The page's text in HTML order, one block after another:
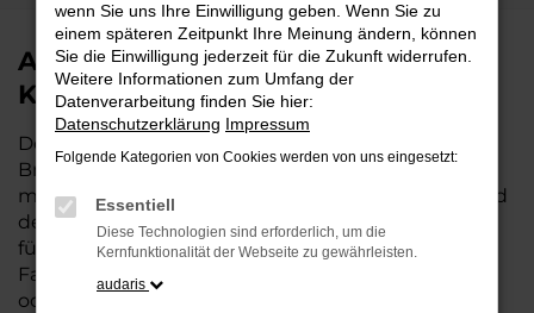
Audi Q3 Neuwagen bei Schmidt +
Koch für Bremervörde
Der Audi Q3 ist die perfekte Wahl für alle, die für
Bremervörde einen Neuwagen suchen. Mit seiner
modernen Technik, seinem effizienten Antrieb und
dem stilvollen Design ist der Q3 die ideale Lösung
für jeden, der ein zuverlässiges und komfortables
Fahrzeug möchte. Egal, ob für den Stadtverkehr
oder längere Fahrten – der Q3 bietet Ihnen
wenn Sie uns Ihre Einwilligung geben. Wenn Sie zu
einem späteren Zeitpunkt Ihre Meinung ändern, können
Sie die Einwilligung jederzeit für die Zukunft widerrufen.
Weitere Informationen zum Umfang der
Datenverarbeitung finden Sie hier:
Datenschutzerklärung Impressum
Folgende Kategorien von Cookies werden von uns eingesetzt:
Essentiell
Diese Technologien sind erforderlich, um die
Kernfunktionalität der Webseite zu gewährleisten.
audaris